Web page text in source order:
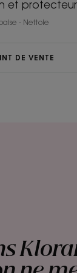
et protecteur
- Nettoie
DE VENTE